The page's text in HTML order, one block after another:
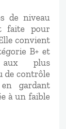
de niveau
faite pour
convient
B+ et
plus
de contrôle
gardant
à un faible